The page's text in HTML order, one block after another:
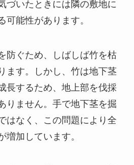
づいたときには隣の敷地に
可能性があります。
防ぐため、しばしば竹を枯
ます。しかし、竹は地下茎
長するため、地上部を伐採
りません。手で地下茎を掘
はなく、この問題により全
増加しています。